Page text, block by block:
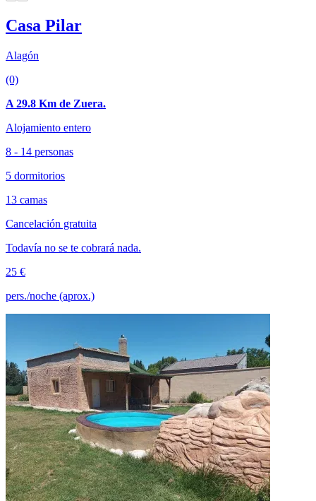
Casa Pilar
Alagón
(0)
A 29.8 Km de Zuera.
Alojamiento entero
8 - 14 personas
5 dormitorios
13 camas
Cancelación gratuita
Todavía no se te cobrará nada.
25 €
pers./noche (aprox.)